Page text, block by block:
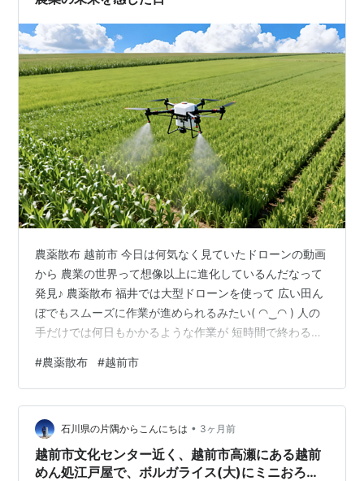
農薬散布 越前市 今日は何気なく見ていたドローンの動画
から 農業の世界って想像以上に進化しているんだなって
発見♪ 農薬散布 福井では大型ドローンを使って 広い田ん
ぼでもスムーズに作業が進められるみたい( ◠‿◠ ) 人の
手だけでは何日もかかるような作業が 短時間で終わるっ
そ 必要なタイミングでしっかり散布できることが 品質に
もつながるんだろうな。 日本の農業を支えるこういう技
術があるから 美味しいお米が食べられるんだと思うと感
謝の気持ちでいっぱい！ ■会社名Re:Agri ■住所〒918-
8104福井県福井市板垣４丁目９０３−４ ■営業時間8…
#農薬散布 #越前市
石川県の片隅からこんにちは • 3ヶ月前
越前市文化センター近く、越前市高瀬にある越前
めん処江戸屋で、ボルガライス(大)にミニおろし